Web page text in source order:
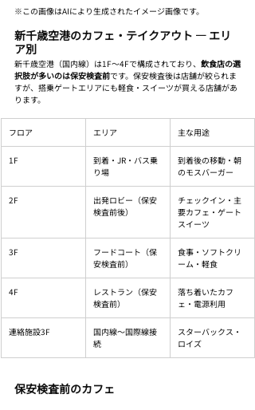
※この画像はAIにより生成されたイメージ画像です。
新千歳空港のカフェ・テイクアウト — エリ
ア別
新千歳空港（国内線）は1F〜4Fで構成されており、 飲食店の選
択肢が多いのは保安検査前です。保安検査後は店舗が絞られま
すが、搭乗ゲートエリアにも軽食・スイーツが買える店舗があ
ります。
フロア エリア 主な用途
1F
到着・JR・バス乗
り場
到着後の移動・朝
のモスバーガー
2F
出発ロビー（保安
検査前後）
チェックイン・主
要カフェ・ゲート
スイーツ
3F
フードコート（保
安検査前）
食事・ソフトクリ
ーム・軽食
4F
レストラン（保安
検査前）
落ち着いたカフ
ェ・電源利用
連絡施設3F
国内線〜国際線接
続
スターバックス・
ロイズ
保安検査前のカフェ